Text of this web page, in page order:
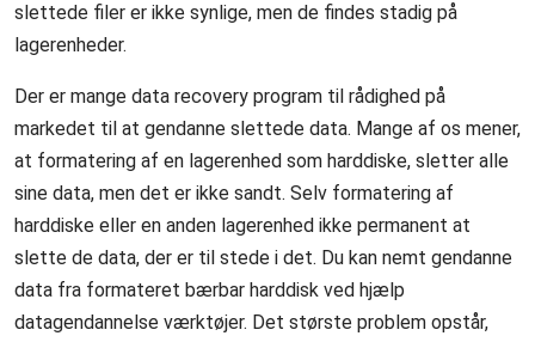
slettede filer er ikke synlige, men de findes stadig på
lagerenheder.
Der er mange data recovery program til rådighed på
markedet til at gendanne slettede data. Mange af os mener,
at formatering af en lagerenhed som harddiske, sletter alle
sine data, men det er ikke sandt. Selv formatering af
harddiske eller en anden lagerenhed ikke permanent at
slette de data, der er til stede i det. Du kan nemt gendanne
data fra formateret bærbar harddisk ved hjælp
datagendannelse værktøjer. Det største problem opstår,